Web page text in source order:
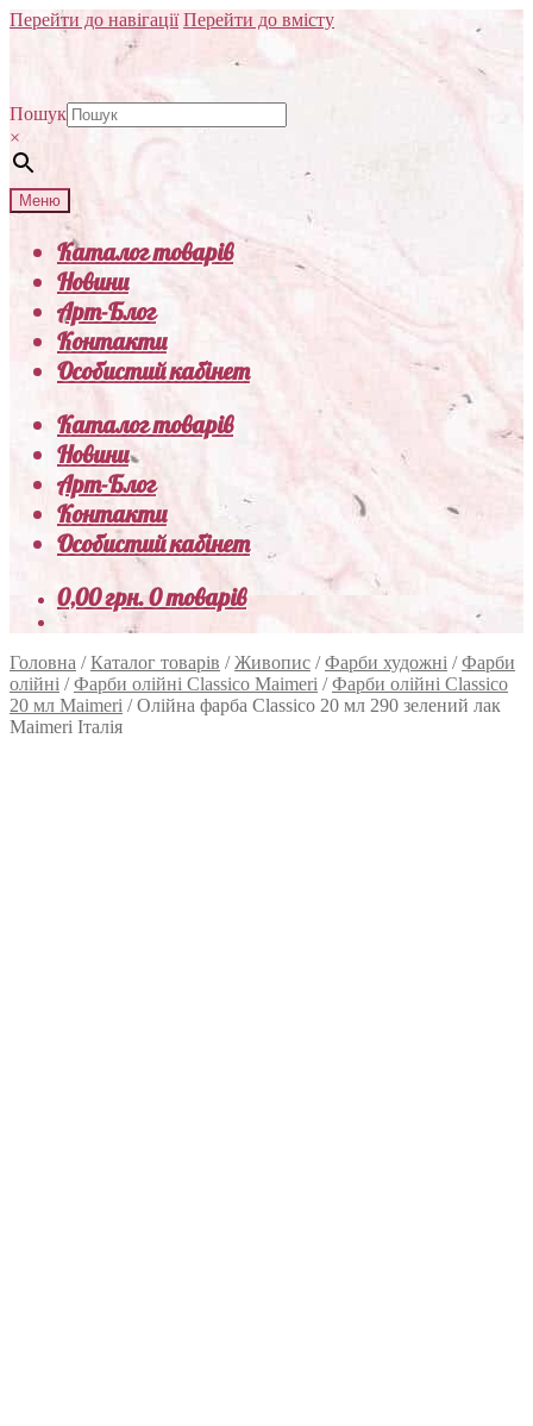
Перейти до навігації Перейти до вмісту
Пошук
×
Меню
Каталог товарів
Новини
Арт-Блог
Контакти
Особистий кабінет
Каталог товарів
Новини
Арт-Блог
Контакти
Особистий кабінет
0,00грн.0 товарів
Головна /Каталог товарів /Живопис /Фарби художні /Фарби
олійні /Фарби олійні Classico Maimeri /Фарби олійні Classico
20 мл Maimeri /Олійна фарба Classico 20 мл 290 зелений лак
Maimeri Італія